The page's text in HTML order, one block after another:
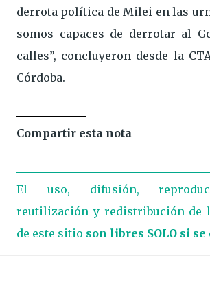
derrota política de Milei en las
somos capaces de derrotar al
calles”, concluyeron desde la
Córdoba.
Compartir esta nota
El uso, difusión,
reutilización y redistribución de
de este sitio son libres SOLO si